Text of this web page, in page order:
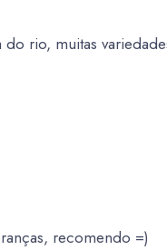
rio, muitas
recomendo =)